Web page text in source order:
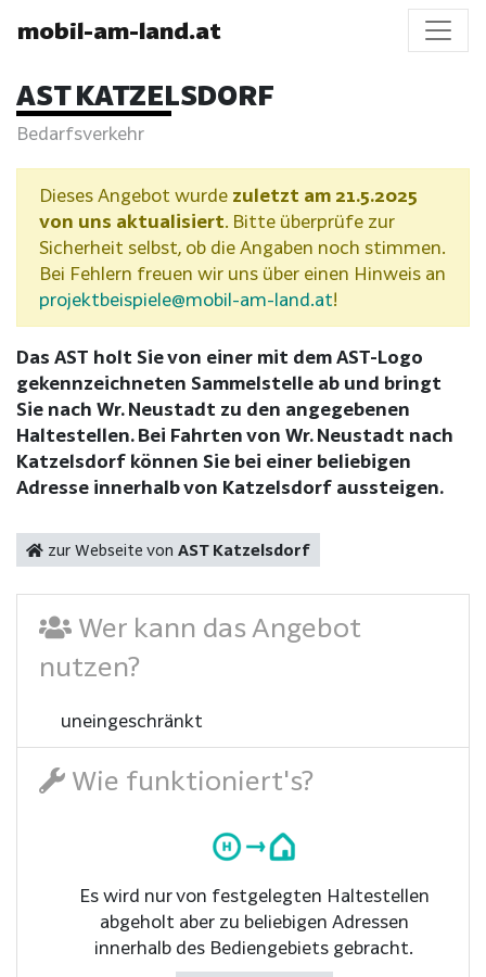
mobil-am-land.at
AST KATZELSDORF
Bedarfsverkehr
Dieses Angebot wurde zuletzt am 21.5.2025
von uns aktualisiert. Bitte überprüfe zur
Sicherheit selbst, ob die Angaben noch stimmen.
Bei Fehlern freuen wir uns über einen Hinweis an
projektbeispiele@mobil-am-land.at!
Das AST holt Sie von einer mit dem AST-Logo
gekennzeichneten Sammelstelle ab und bringt
Sie nach Wr. Neustadt zu den angegebenen
Haltestellen. Bei Fahrten von Wr. Neustadt nach
Katzelsdorf können Sie bei einer beliebigen
Adresse innerhalb von Katzelsdorf aussteigen.
zur Webseite von AST Katzelsdorf
Wer kann das Angebot
nutzen?
uneingeschränkt
Wie funktioniert's?
Es wird nur von festgelegten Haltestellen
abgeholt aber zu beliebigen Adressen
innerhalb des Bediengebiets gebracht.